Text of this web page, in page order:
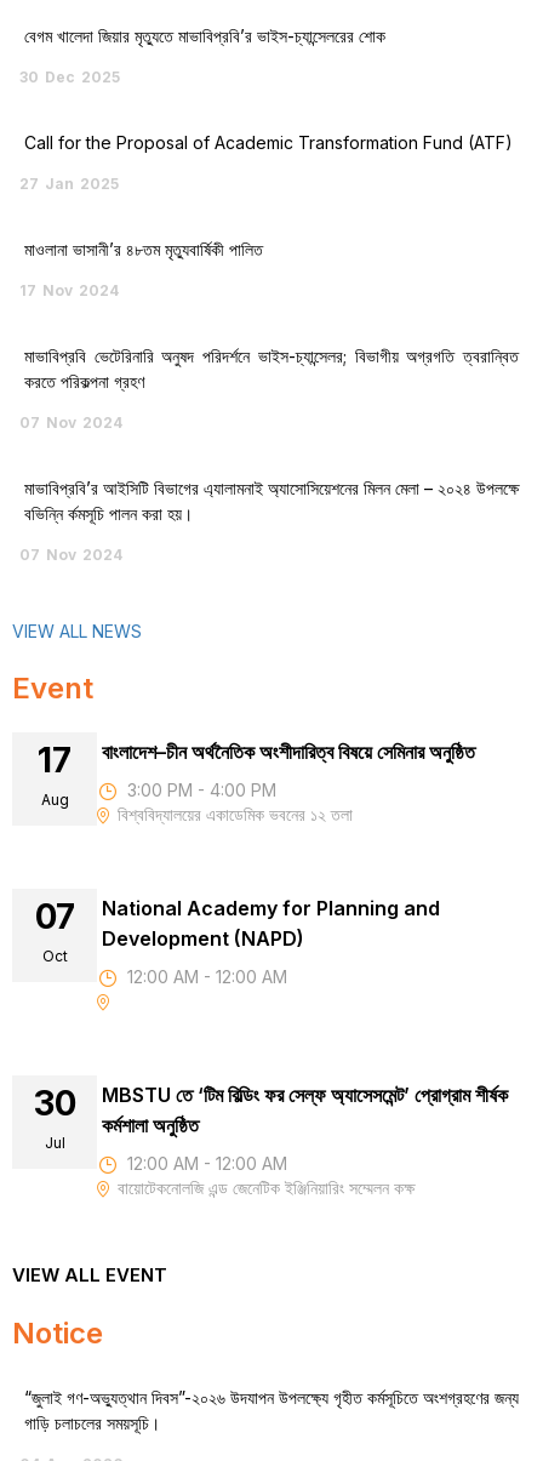
বেগম খালেদা জিয়ার মৃত্যুতে মাভাবিপ্রবি’র ভাইস-চ্যান্সেলরের শোক
30 Dec 2025
Call for the Proposal of Academic Transformation Fund (ATF)
27 Jan 2025
মাওলানা ভাসানী’র ৪৮তম মৃত্যুবার্ষিকী পালিত
17 Nov 2024
মাভাবিপ্রবি ভেটেরিনারি অনুষদ পরিদর্শনে ভাইস-চ্যান্সেলর; বিভাগীয় অগ্রগতি ত্বরান্বিত
করতে পরিকল্পনা গ্রহণ
07 Nov 2024
মাভাবিপ্রবি’র আইসিটি বিভাগের এ্যালামনাই অ্যাসোসিয়েশনের মিলন মেলা – ২০২৪ উপলক্ষে
বভিন্নি র্কমসূচি পালন করা হয়।
07 Nov 2024
VIEW ALL NEWS
Event
17
Aug
বাংলাদেশ–চীন অর্থনৈতিক অংশীদারিত্ব বিষয়ে সেমিনার অনুষ্ঠিত
3:00 PM - 4:00 PM
বিশ্ববিদ্যালয়ের একাডেমিক ভবনের ১২ তলা
07
Oct
National Academy for Planning and
Development (NAPD)
12:00 AM - 12:00 AM
30
Jul
MBSTU তে ‘টিম বিল্ডিং ফর সেল্ফ অ্যাসেসমেন্ট’ প্রোগ্রাম শীর্ষক
কর্মশালা অনুষ্ঠিত
12:00 AM - 12:00 AM
বায়োটেকনোলজি এন্ড জেনেটিক ইঞ্জিনিয়ারিং সম্মেলন কক্ষ
VIEW ALL EVENT
Notice
“জুলাই গণ-অভ্যুত্থান দিবস”-২০২৬ উদযাপন উপলক্ষ্যে গৃহীত কর্মসূচিতে অংশগ্রহণের জন্য
গাড়ি চলাচলের সময়সূচি।